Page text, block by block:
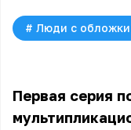
# Люди с обложки
Первая серия